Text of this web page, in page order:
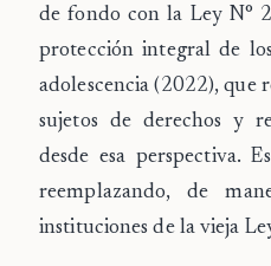
de fondo con la Ley N°
protección integral de
adolescencia (2022), que
sujetos de derechos y
desde esa perspectiva.
reemplazando, de
instituciones de la vieja